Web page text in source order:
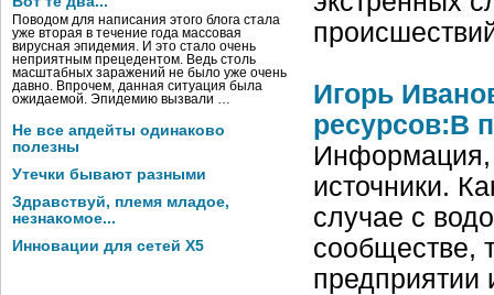
Поводом для написания этого блога стала
уже вторая в течение года массовая
вирусная эпидемия. И это стало очень
неприятным прецедентом. Ведь столь
масштабных заражений не было уже очень
давно. Впрочем, данная ситуация была
ожидаемой. Эпидемию вызвали …
Не все апдейты одинаково
полезны
Утечки бывают разными
Здравствуй, племя младое,
незнакомое...
Инновации для сетей X5
Игорь
ресурсов:В
Информация,
источники.
случае с
сообществе,